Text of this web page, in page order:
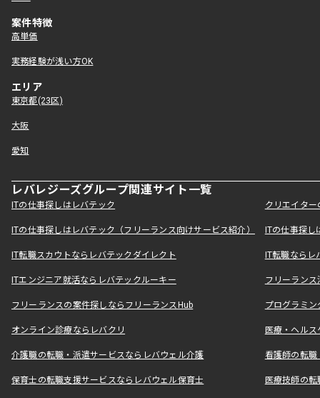
案件特徴
高単価
実務経験が浅い方OK
エリア
東京都(23区)
大阪
愛知
レバレジーズグループ関連サイト一覧
ITの仕事探しはレバテック クリエイタ
ITの仕事探しはレバテック（フリーランス向けサービス紹介） ITの仕事探
IT転職スカウトならレバテックダイレクト IT転職なら
ITエンジニア就活ならレバテックルーキー フリーラン
フリーランスの案件探しならフリーランスHub プログラミ
オンライン診療ならレバクリ 医療・ヘル
介護職の転職・派遣サービスならレバウェル介護 看護師の転
保育士の転職支援サービスならレバウェル保育士 医療技師の